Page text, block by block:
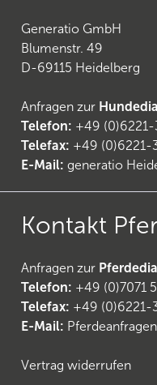
Generatio GmbH
Blumenstr. 49
D-69115 Heidelberg
Anfragen zur
Telefon: +49
Telefax: +49 (0)6221-
E-Mail: generatio
Kontakt
Anfragen zur
Telefon: +49 (0)7071
Telefax: +49 (0)6221-
E-Mail: Pferdeanfragen
Vertrag widerrufen